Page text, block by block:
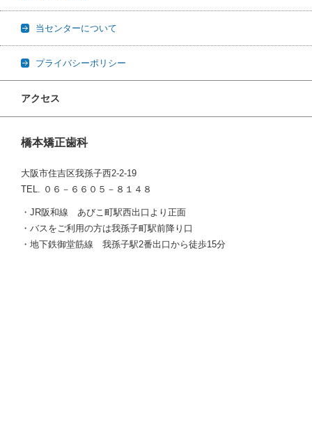
当センターについて
プライバシーポリシー
アクセス
橋本矯正歯科
大阪市住吉区我孫子西2-2-19
TEL. ０６－６６０５－８１４８
・JR阪和線 あびこ町駅西出口より正面
・バスをご利用の方は我孫子町駅前降り口
・地下鉄御堂筋線 我孫子駅2番出口から徒歩15分